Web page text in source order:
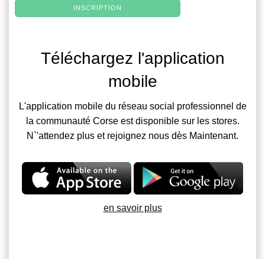
INSCRIPTION
Téléchargez l'application
mobile
L'application mobile du réseau social professionnel de
la communauté Corse est disponible sur les stores.
N`'attendez plus et rejoignez nous dès Maintenant.
en savoir plus